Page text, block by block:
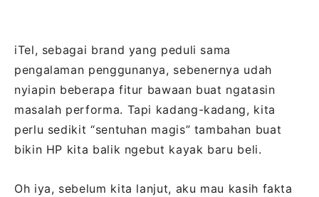
iTel, sebagai brand yang peduli sama
pengalaman penggunanya, sebenernya udah
nyiapin beberapa fitur bawaan buat ngatasin
masalah performa. Tapi kadang-kadang, kita
perlu sedikit “sentuhan magis” tambahan buat
bikin HP kita balik ngebut kayak baru beli.
Oh iya, sebelum kita lanjut, aku mau kasih fakta